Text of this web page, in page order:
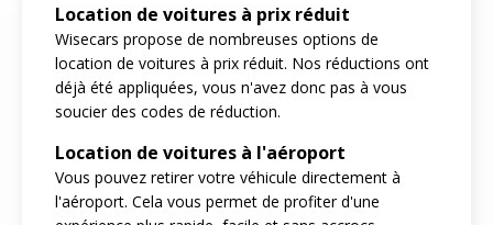
Location de voitures à prix réduit
Wisecars propose de nombreuses options de
location de voitures à prix réduit. Nos réductions ont
déjà été appliquées, vous n'avez donc pas à vous
soucier des codes de réduction.
Location de voitures à l'aéroport
Vous pouvez retirer votre véhicule directement à
l'aéroport. Cela vous permet de profiter d'une